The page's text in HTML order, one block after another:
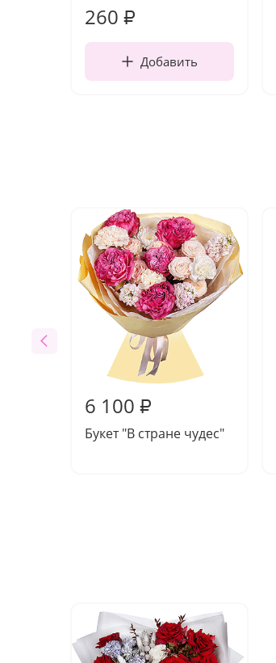
260 ₽
Добавить
6 100 ₽
Букет "В стране чудес"